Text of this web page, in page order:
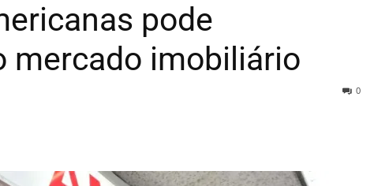
pode
mercado imobiliário
0